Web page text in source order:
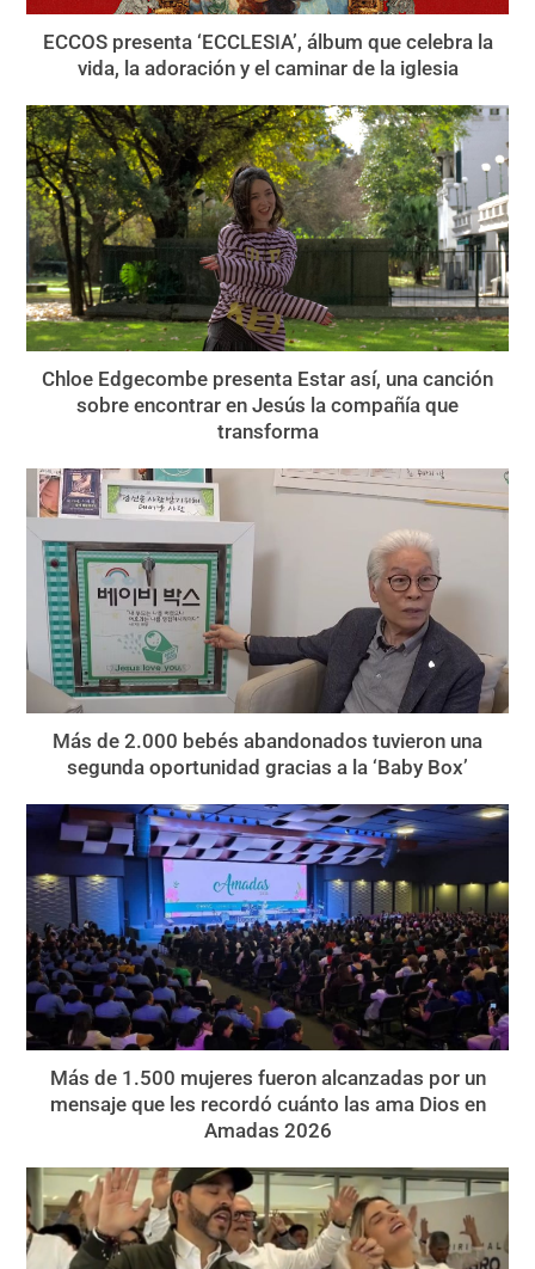
ECCOS presenta ‘ECCLESIA’, álbum que celebra la
vida, la adoración y el caminar de la iglesia
Chloe Edgecombe presenta Estar así, una canción
sobre encontrar en Jesús la compañía que
transforma
Más de 2.000 bebés abandonados tuvieron una
segunda oportunidad gracias a la ‘Baby Box’
Más de 1.500 mujeres fueron alcanzadas por un
mensaje que les recordó cuánto las ama Dios en
Amadas 2026